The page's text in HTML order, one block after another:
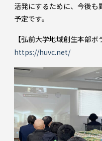
活発にするために、今後も
予定です。
【弘前大学地域創生本部ボ
https://huvc.net/